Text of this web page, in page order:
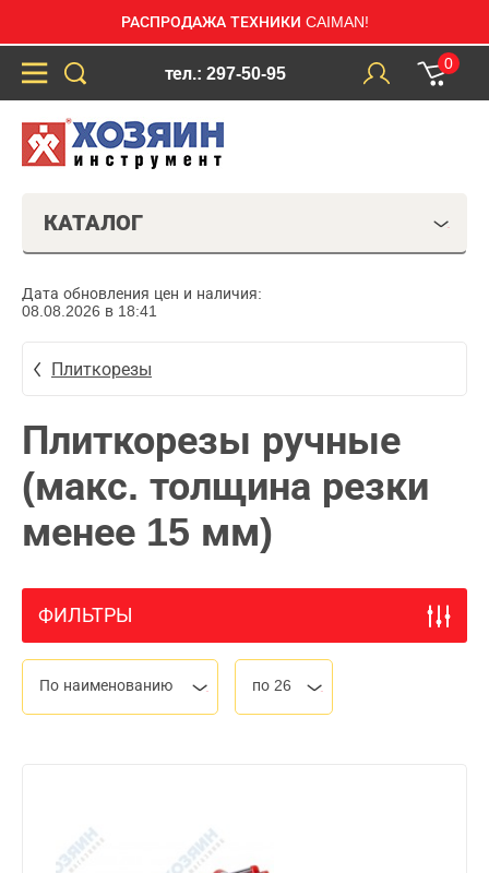
РАСПРОДАЖА ТЕХНИКИ CAIMAN!
тел.: 297-50-95
0
КАТАЛОГ
Дата обновления цен и наличия:
08.08.2026 в 18:41
Плиткорезы
Плиткорезы ручные
(макс. толщина резки
менее 15 мм)
ФИЛЬТРЫ
По наименованию по 26